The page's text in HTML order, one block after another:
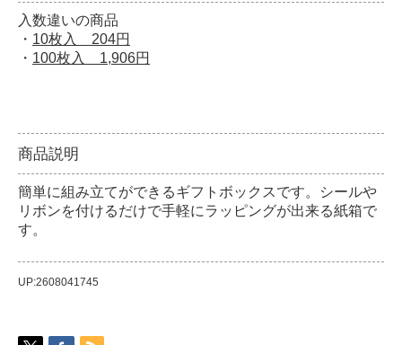
入数違いの商品
・ 10枚入 204円
・ 100枚入 1,906円
商品説明
簡単に組み立てができるギフトボックスです。シールや
リボンを付けるだけで手軽にラッピングが出来る紙箱で
す。
UP:2608041745